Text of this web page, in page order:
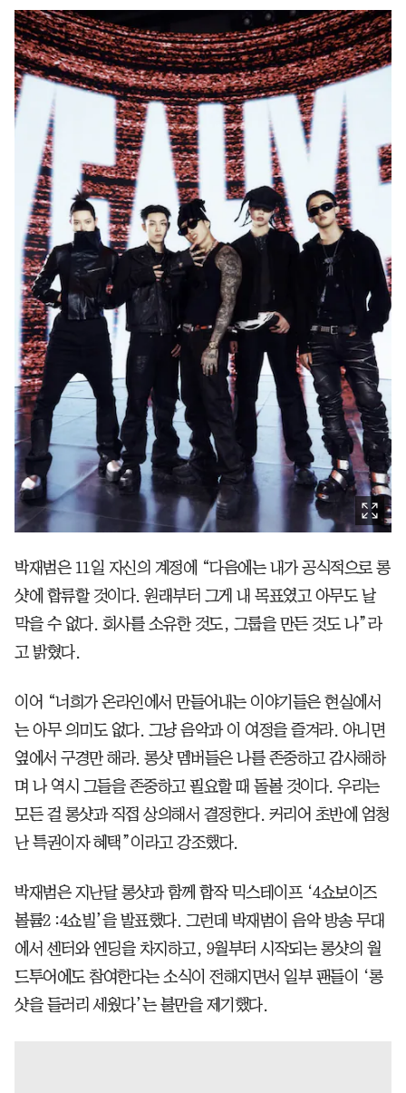
박재범은 11일 자신의 계정에 “다음에는 내가 공식적으로 롱
샷에 합류할 것이다. 원래부터 그게 내 목표였고 아무도 날
막을 수 없다. 회사를 소유한 것도, 그룹을 만든 것도 나”라
고 밝혔다.
이어 “너희가 온라인에서 만들어내는 이야기들은 현실에서
는 아무 의미도 없다. 그냥 음악과 이 여정을 즐겨라. 아니면
옆에서 구경만 해라. 롱샷 멤버들은 나를 존중하고 감사해하
며 나 역시 그들을 존중하고 필요할 때 돌볼 것이다. 우리는
모든 걸 롱샷과 직접 상의해서 결정한다. 커리어 초반에 엄청
난 특권이자 혜택”이라고 강조했다.
박재범은 지난달 롱샷과 함께 합작 믹스테이프 ‘4쇼보이즈
볼륨2 :4쇼빌’을 발표했다. 그런데 박재범이 음악 방송 무대
에서 센터와 엔딩을 차지하고, 9월부터 시작되는 롱샷의 월
드투어에도 참여한다는 소식이 전해지면서 일부 팬들이 ‘롱
샷을 들러리 세웠다’는 불만을 제기했다.